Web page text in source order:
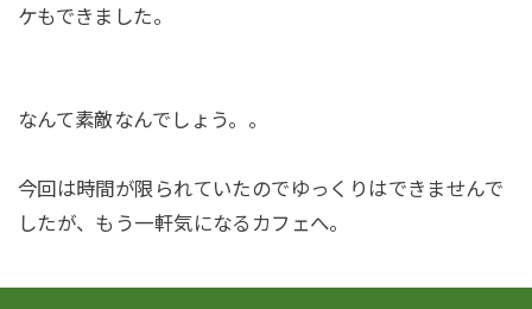
ケもできました。
なんて素敵なんでしょう。。
今回は時間が限られていたのでゆっくりはできませんで
したが、もう一軒気になるカフェへ。